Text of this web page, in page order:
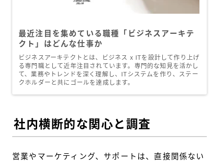
最近注目を集めている職種「ビジネスアーキテ
クト」はどんな仕事か
ビジネスアーキテクトとは、ビジネス x ITを設計して作り上げ
る専門職として近年注目されています。専門的な知見を活かし
て、業務やトレンドを深く理解し、ITシステムを作り、ステー
クホルダーと共にゴールを達成します。
社内横断的な関心と調査
営業やマーケティング、サポートは、直接関係ない